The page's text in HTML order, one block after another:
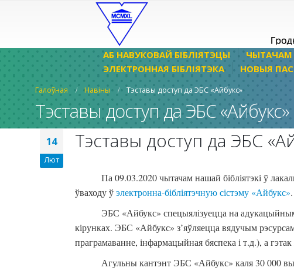
АБ НАВУКОВАЙ БІБЛІЯТЭЦЫ ЧЫТАЧАМ
ЭЛЕКТРОННАЯ БІБЛІЯТЭКА
НОВЫЯ
Галоўная Навіны Тэставы доступ да ЭБС «Айбукс»
Тэставы доступ да ЭБС «Айбукс»
14
Лют
Тэставы доступ да ЭБС
Па 09.03.2020 чытачам нашай бібліятэкі ў
ўваходу ўэлектронна-бібліятэчную сістэму «Айбукс».
ЭБС «Айбукс» спецыялізуецца на
кірунках. ЭБС «Айбукс» з’яўляецца вядучым
праграмаванне, інфармацыйная бяспека і т.д.), а
Агульны кантэнт ЭБС «Айбукс» каля 30 000